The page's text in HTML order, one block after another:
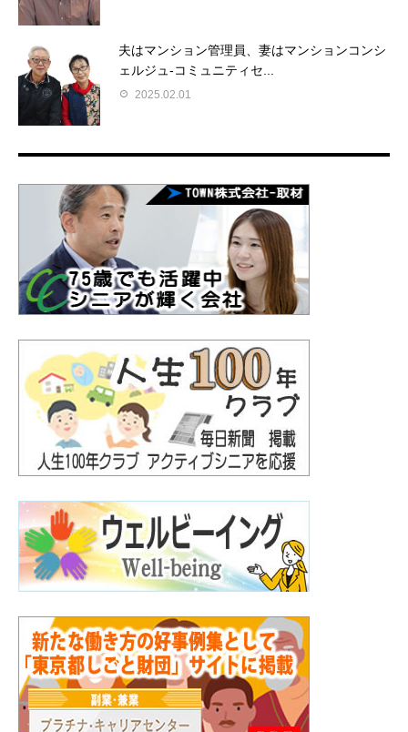
夫はマンション管理員、妻はマンションコンシ
ェルジュ-コミュニティセ...
2025.02.01